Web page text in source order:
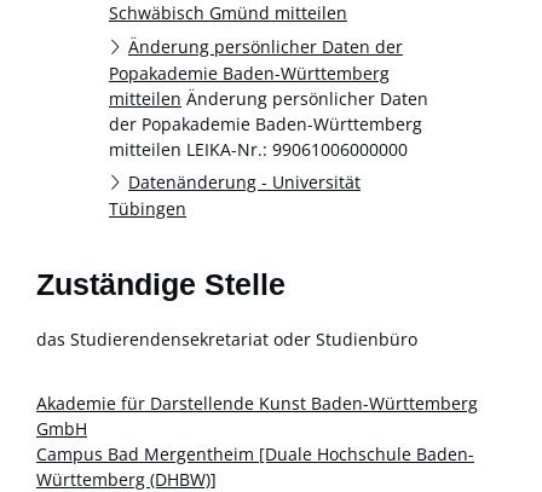
Schwäbisch Gmünd mitteilen
Änderung persönlicher Daten der
Popakademie Baden-Württemberg
mitteilen Änderung persönlicher Daten
der Popakademie Baden-Württemberg
mitteilen LEIKA-Nr.: 99061006000000
Datenänderung - Universität
Tübingen
Zuständige Stelle
das Studierendensekretariat oder Studienbüro
Akademie für Darstellende Kunst Baden-Württemberg
GmbH
Campus Bad Mergentheim [Duale Hochschule Baden-
Württemberg (DHBW)]